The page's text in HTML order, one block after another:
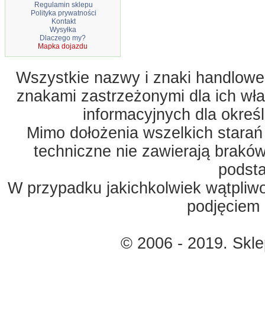
Regulamin sklepu
Polityka prywatności
Kontakt
Wysyłka
Dlaczego my?
Mapka dojazdu
Wszystkie nazwy i znaki
znakami zastrzeżonymi dla ich
informacyjnych dla
Mimo dołożenia wszelkich
techniczne nie zawierają
W przypadku jakichkolwiek
© 2006 - 2019.